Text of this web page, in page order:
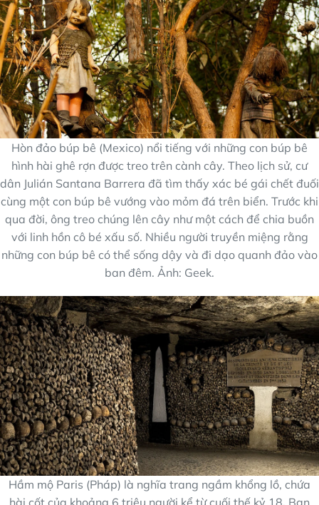
Hòn đảo búp bê (Mexico) nổi tiếng với những con búp bê
hình hài ghê rợn được treo trên cành cây. Theo lịch sử, cư
dân Julián Santana Barrera đã tìm thấy xác bé gái chết đuối
cùng một con búp bê vướng vào mỏm đá trên biển. Trước khi
qua đời, ông treo chúng lên cây như một cách để chia buồn
với linh hồn cô bé xấu số. Nhiều người truyền miệng rằng
những con búp bê có thể sống dậy và đi dạo quanh đảo vào
ban đêm. Ảnh: Geek.
Hầm mộ Paris (Pháp) là nghĩa trang ngầm khổng lồ, chứa
hài cốt của khoảng 6 triệu người kể từ cuối thế kỷ 18. Ban